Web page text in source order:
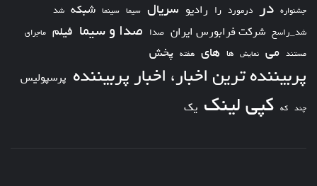
جشنواره در درمورد را رادیو سریال سیما سینما شبکه شد
شد_راسخ شرکت فرابورس ایران صدا صدا و سیما فیلم ماجرای
مستند می نمایش ها های هفته پخش
پربیننده ترین اخبار، اخبار پربیننده پرسپولیس
چند که کپی لینک یک